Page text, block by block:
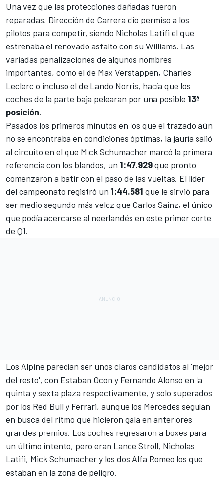
Una vez que las protecciones dañadas fueron
reparadas, Dirección de Carrera dio permiso a los
pilotos para competir, siendo Nicholas Latifi el que
estrenaba el renovado asfalto con su Williams. Las
variadas penalizaciones de algunos nombres
importantes, como el de Max Verstappen, Charles
Leclerc o incluso el de Lando Norris, hacía que los
coches de la parte baja pelearan por una posible 13ª
posición.
Pasados los primeros minutos en los que el trazado aún
no se encontraba en condiciones óptimas, la jauría salió
al circuito en el que Mick Schumacher marcó la primera
referencia con los blandos, un 1:47.929que pronto
comenzaron a batir con el paso de las vueltas. El líder
del campeonato registró un 1:44.581 que le sirvió para
ser medio segundo más veloz que Carlos Sainz, el único
que podía acercarse al neerlandés en este primer corte
de Q1.
Los Alpine parecían ser unos claros candidatos al 'mejor
del resto', con Estaban Ocon y Fernando Alonso en la
quinta y sexta plaza respectivamente, y solo superados
por los Red Bull y Ferrari, aunque los Mercedes seguían
en busca del ritmo que hicieron gala en anteriores
grandes premios. Los coches regresaron a boxes para
un último intento, pero eran Lance Stroll, Nicholas
Latifi, Mick Schumacher y los dos Alfa Romeo los que
estaban en la zona de peligro.